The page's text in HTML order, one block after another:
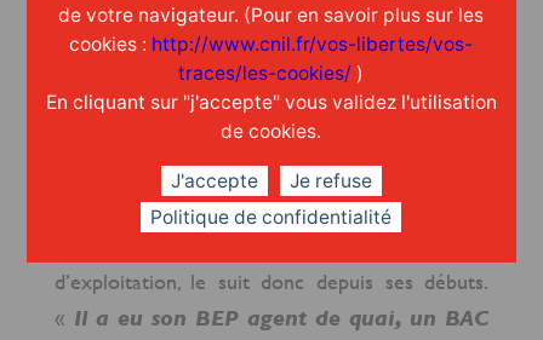
On peut dire que Justin est un habitué des
lieux ! Passionné par la vie d’un entrepôt, le
jeune homme a effectué son premier stage de
découverte du monde professionnel à la
plateforme de messagerie de GT solutions
Réseaux Spécialisés, située à St Jory (31). Il avait
d’exploitation, le suit donc depuis ses débuts.
« Il a eu son BEP agent de quai, un BAC
de votre navigateur. (Pour en savoir plus sur les
cookies : http://www.cnil.fr/vos-libertes/vos-
traces/les-cookies/ )
En cliquant sur "j'accepte" vous validez l'utilisation
de cookies.
J'accepte
Je refuse
Politique de confidentialité